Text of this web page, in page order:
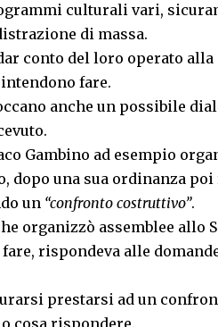
culturali vari,
di massa.
conto del loro operato alla
fare.
anche un possibile
Gambino ad esempio
dopo una sua ordinanza
un “confronto costruttivo”.
organizzò assemblee allo
rispondeva alle
prestarsi ad un